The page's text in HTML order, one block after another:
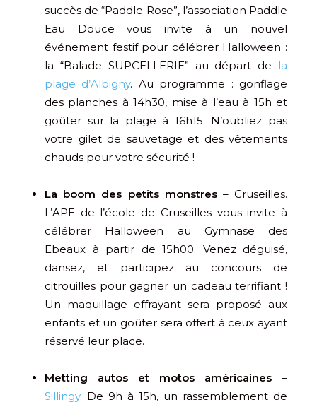
succès de “Paddle Rose”, l’association Paddle
Eau Douce vous invite à un nouvel
événement festif pour célébrer Halloween :
la “Balade SUPCELLERIE” au départ de
la
plage d’Albigny. Au programme : gonflage
des planches à 14h30, mise à l’eau à 15h et
goûter sur la plage à 16h15. N’oubliez pas
votre gilet de sauvetage et des vêtements
chauds pour votre sécurité !
La boom des petits monstres– Cruseilles.
L’APE de l’école de Cruseilles vous invite à
célébrer Halloween au Gymnase des
Ebeaux à partir de 15h00. Venez déguisé,
dansez, et participez au concours de
citrouilles pour gagner un cadeau terrifiant !
Un maquillage effrayant sera proposé aux
enfants et un goûter sera offert à ceux ayant
réservé leur place.
Metting autos et motos américaines –
Sillingy. De 9h à 15h, un rassemblement de